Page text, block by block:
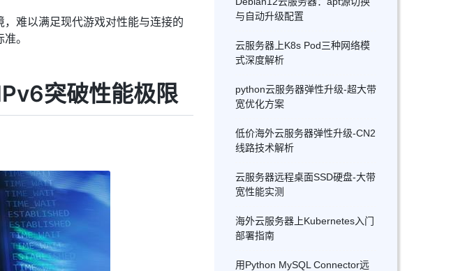
难以满足现代游戏对性能与连接的
。
突破性能极限
与自动升级配置
云服务器上K8s Pod三种网络模
式深度解析
python云服务器弹性升级-超大带
宽优化方案
低价海外云服务器弹性升级-CN2
线路技术解析
云服务器远程桌面SSD硬盘-大带
宽性能实测
海外云服务器上Kubernetes入门
部署指南
用Python MySQL Connector远